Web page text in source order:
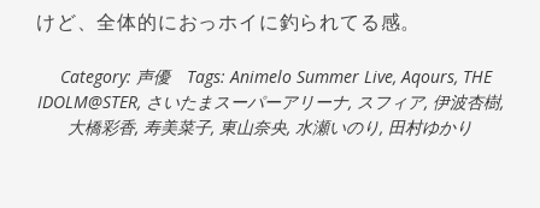
けど、全体的におっホイに釣られてる感。
Category: 声優 Tags: Animelo Summer Live, Aqours, THE
IDOLM@STER, さいたまスーパーアリーナ, スフィア, 伊波杏樹,
大橋彩香, 寿美菜子, 東山奈央, 水瀬いのり, 田村ゆかり